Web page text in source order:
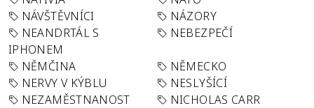
NÁVŠTĚVNÍCI
NÁZORY
NEANDRTÁL S
IPHONEM
NEBEZPEČÍ
NĚMČINA
NĚMECKO
NERVY V KÝBLU
NESLYŠÍCÍ
NEZAMĚSTNANOST
NICHOLAS CARR